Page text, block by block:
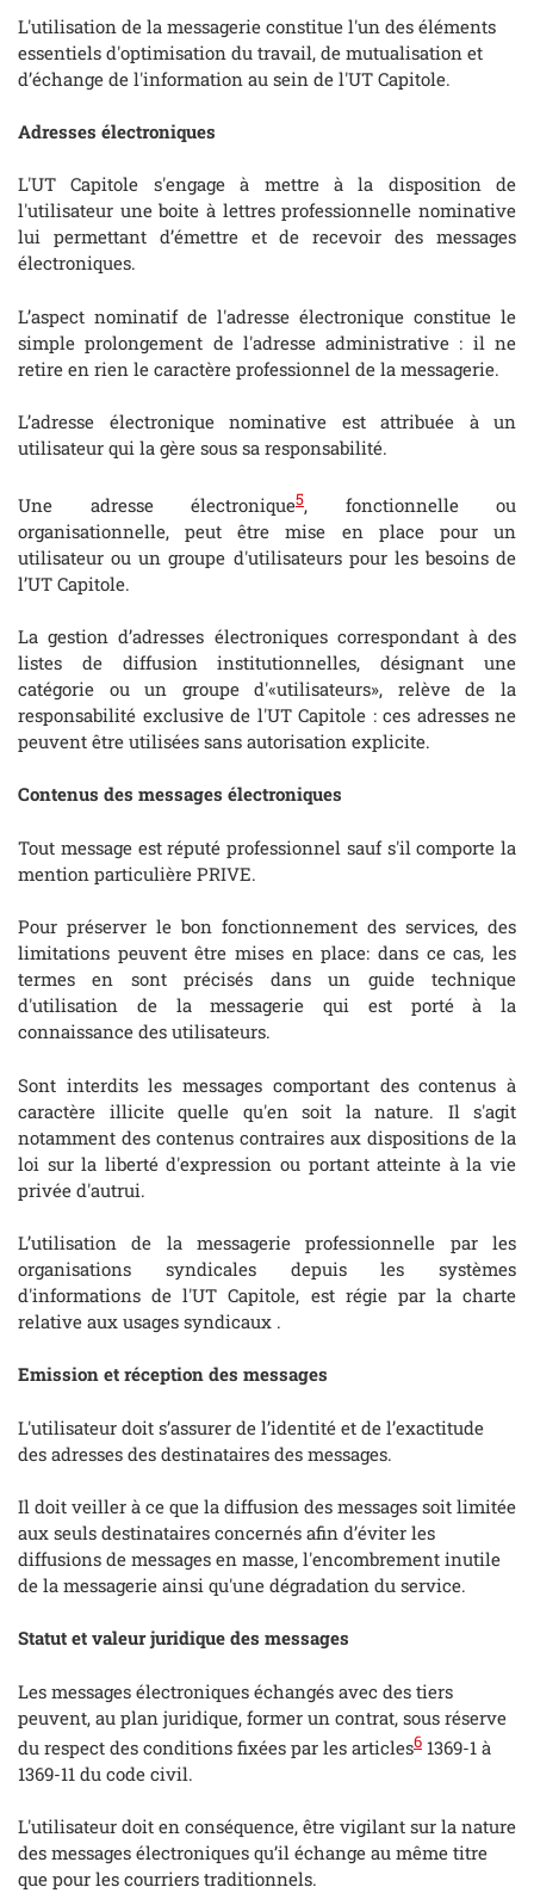
L'utilisation de la messagerie constitue l'un des éléments
essentiels d'optimisation du travail, de mutualisation et
d’échange de l'information au sein de l'UT Capitole.
Adresses électroniques
L'UT Capitole s'engage à mettre à la disposition de
l'utilisateur une boite à lettres professionnelle nominative
lui permettant d’émettre et de recevoir des messages
électroniques.
L’aspect nominatif de l'adresse électronique constitue le
simple prolongement de l'adresse administrative : il ne
retire en rien le caractère professionnel de la messagerie.
L’adresse électronique nominative est attribuée à un
utilisateur qui la gère sous sa responsabilité.
Une adresse électronique5, fonctionnelle ou
organisationnelle, peut être mise en place pour un
utilisateur ou un groupe d'utilisateurs pour les besoins de
l’UT Capitole.
La gestion d’adresses électroniques correspondant à des
listes de diffusion institutionnelles, désignant une
catégorie ou un groupe d'«utilisateurs», relève de la
responsabilité exclusive de l'UT Capitole : ces adresses ne
peuvent être utilisées sans autorisation explicite.
Contenus des messages électroniques
Tout message est réputé professionnel sauf s'il comporte la
mention particulière PRIVE.
Pour préserver le bon fonctionnement des services, des
limitations peuvent être mises en place: dans ce cas, les
termes en sont précisés dans un guide technique
d'utilisation de la messagerie qui est porté à la
connaissance des utilisateurs.
Sont interdits les messages comportant des contenus à
caractère illicite quelle qu'en soit la nature. Il s'agit
notamment des contenus contraires aux dispositions de la
loi sur la liberté d'expression ou portant atteinte à la vie
privée d'autrui.
L’utilisation de la messagerie professionnelle par les
organisations syndicales depuis les systèmes
d'informations de l'UT Capitole, est régie par la charte
relative aux usages syndicaux .
Emission et réception des messages
L'utilisateur doit s’assurer de l’identité et de l’exactitude
des adresses des destinataires des messages.
Il doit veiller à ce que la diffusion des messages soit limitée
aux seuls destinataires concernés afin d’éviter les
diffusions de messages en masse, l'encombrement inutile
de la messagerie ainsi qu'une dégradation du service.
Statut et valeur juridique des messages
Les messages électroniques échangés avec des tiers
peuvent, au plan juridique, former un contrat, sous réserve
du respect des conditions fixées par les articles6 1369-1 à
1369-11 du code civil.
L'utilisateur doit en conséquence, être vigilant sur la nature
des messages électroniques qu’il échange au même titre
que pour les courriers traditionnels.